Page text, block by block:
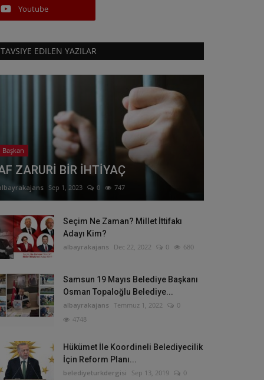
Youtube
TAVSIYE EDILEN YAZILAR
Başkan
ZARURİ BİR İHTİYAÇ
Sep 1, 2023 0 747
Seçim Ne Zaman? Millet İttifakı
Adayı Kim?
albayrakajans Dec 22, 2022 0 680
Samsun 19 Mayıs Belediye Başkanı
Osman Topaloğlu Belediye...
albayrakajans Temmuz 1, 2022
0
4748
Hükümet İle Koordineli Belediyecilik
İçin Reform Planı...
belediyeturkdergisi Sep 13, 2019
0